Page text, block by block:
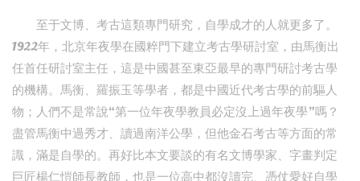
至于文博、考古這類專門研究，自學成才的人就更多了。
1922年，北京年夜學在國粹門下建立考古學研討室，由馬衡出
任首任研討室主任，這是中國甚至東亞最早的專門研討考古學
的機構。馬衡、羅振玉等學者，都是中國近代考古學的前驅人
物；人們不是常說“第一位年夜學教員必定沒上過年夜學”嗎？
盡管馬衡中過秀才、讀過南洋公學，但他金石考古等方面的常
識，滿是自學的。再好比本文要談的有名文博學家、字畫判定
巨匠楊仁愷師長教師，也是一位高中都沒讀完、憑仗愛好自學